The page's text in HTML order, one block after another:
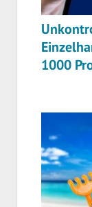
1000